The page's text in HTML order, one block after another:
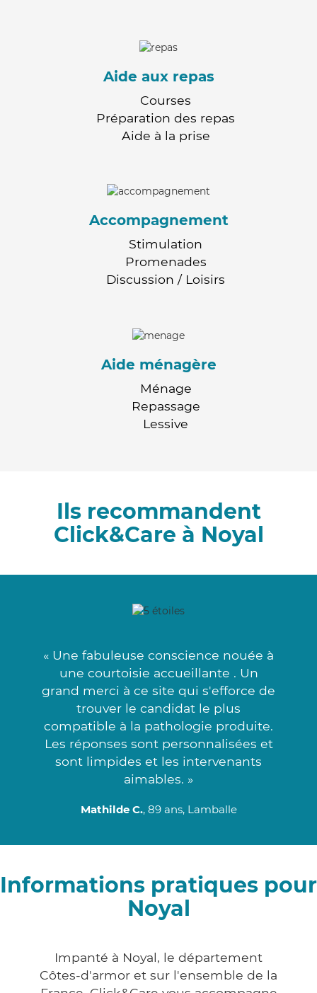
Aide aux repas
Courses
Préparation des repas
Aide à la prise
Accompagnement
Stimulation
Promenades
Discussion / Loisirs
Aide ménagère
Ménage
Repassage
Lessive
Ils recommandent
Click&Care à Noyal
« Une fabuleuse conscience nouée à
une courtoisie accueillante . Un
grand merci à ce site qui s'efforce de
trouver le candidat le plus
compatible à la pathologie produite.
Les réponses sont personnalisées et
sont limpides et les intervenants
aimables. »
Mathilde C., 89 ans, Lamballe
Informations pratiques pour
Noyal
Impanté à Noyal, le département
Côtes-d'armor et sur l'ensemble de la